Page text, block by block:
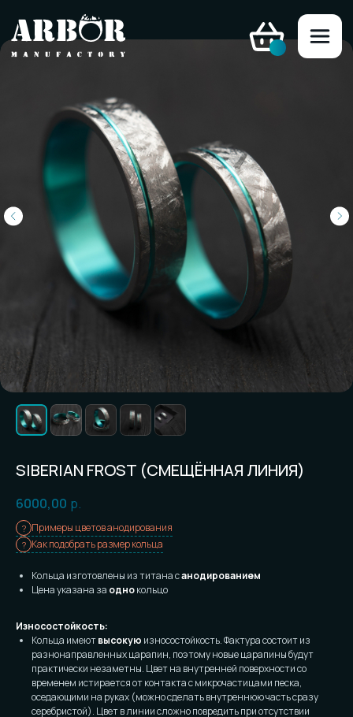
SIBERIAN FROST (СМЕЩЁННАЯ ЛИНИЯ)
6000,00 р.
Примеры цветов анодирования
Как подобрать размер кольца
Кольца изготовлены из титана санодированием
Цена указана за однокольцо
Износостойкость:
Кольца имеютвысокую износостойкость. Фактура состоит из
разнонаправленных царапин, поэтому новые царапины будут
практически незаметны. Цвет на внутренней поверхности со
временем истирается от контакта с микрочастицами песка,
оседающими на руках (можно сделать внутреннюю часть сразу
серебристой). Цвет в линии сложно повредить при отсутствии